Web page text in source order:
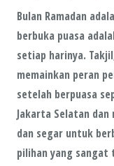
Bulan Ramadan
berbuka puasa
setiap harinya.
memainkan peran
setelah berpuasa
Jakarta Selatan
dan segar untuk
pilihan yang